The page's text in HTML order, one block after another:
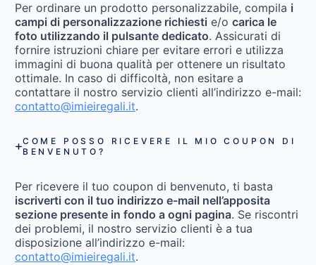
Per ordinare un prodotto personalizzabile, compila i
campi di personalizzazione richiesti e/o carica le
foto utilizzando il pulsante dedicato. Assicurati di
fornire istruzioni chiare per evitare errori e utilizza
immagini di buona qualità per ottenere un risultato
ottimale. In caso di difficoltà, non esitare a
contattare il nostro servizio clienti all’indirizzo e-mail:
contatto@imieiregali.it.
COME POSSO RICEVERE IL MIO COUPON DI
BENVENUTO?
Per ricevere il tuo coupon di benvenuto, ti basta
iscriverti con il tuo indirizzo e-mail nell’apposita
sezione presente in fondo a ogni pagina. Se riscontri
dei problemi, il nostro servizio clienti è a tua
disposizione all’indirizzo e-mail:
contatto@imieiregali.it.